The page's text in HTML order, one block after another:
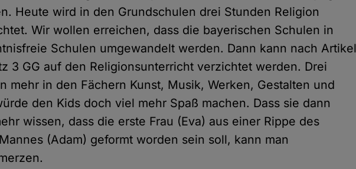
Heute wird in den Grundschulen drei Stunden Religion
Wir wollen erreichen, dass die bayerischen Schulen in
Schulen umgewandelt werden. Dann kann nach Artikel
3 GG auf den Religionsunterricht verzichtet werden. Drei
mehr in den Fächern Kunst, Musik, Werken, Gestalten und
den Kids doch viel mehr Spaß machen. Dass sie dann
wissen, dass die erste Frau (Eva) aus einer Rippe des
(Adam) geformt worden sein soll, kann man